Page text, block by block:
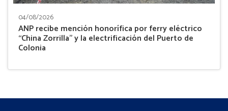
04/08/2026
ANP recibe mención honorífica por ferry eléctrico
“China Zorrilla” y la electrificación del Puerto de
Colonia